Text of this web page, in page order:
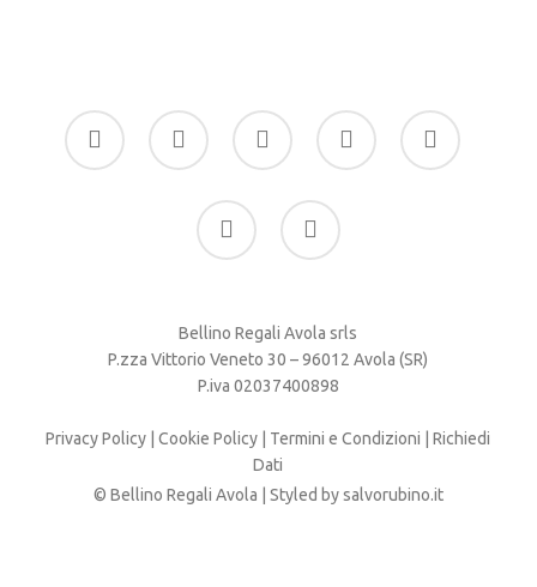
facebook
google-
plus
instagram whatsapp tiktok
phone email
Bellino Regali Avola srls
P.zza Vittorio Veneto 30 – 96012 Avola (SR)
P.iva 02037400898
Privacy Policy |Cookie Policy Termini e Condizioni |Richiedi
Dati
© Bellino Regali Avola | Styled bysalvorubino.it